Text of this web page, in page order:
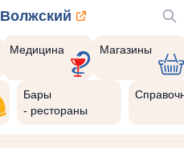
Волжский
Медицина Магазины
Бары
- рестораны